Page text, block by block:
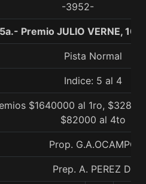
-3952-
5a.- Premio JULIO VERNE,
Pista Normal
Indice: 5 al 4
$1640000 al 1ro,
$82000 al 4to
Prop. G.A.OCAMPO
Prep. A. PEREZ D.